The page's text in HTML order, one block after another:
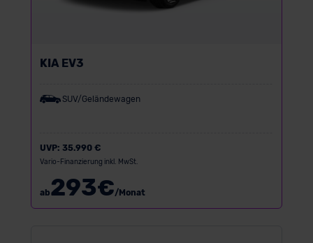
KIA EV3
SUV/Geländewagen
UVP: 35.990 €
Vario-Finanzierung inkl. MwSt.
ab293€/Monat